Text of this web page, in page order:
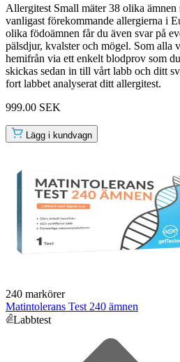
Allergitest Small mäter 38 olika ämnen
vanligast förekommande allergierna i
olika födoämnen får du även svar på
pälsdjur, kvalster och mögel. Som alla
hemifrån via ett enkelt blodprov som
skickas sedan in till vårt labb och ditt
fort labbet analyserat ditt allergitest.
999.00 SEK
Lägg i kundvagn
240 markörer
Matintolerans Test 240 ämnen
Labbtest